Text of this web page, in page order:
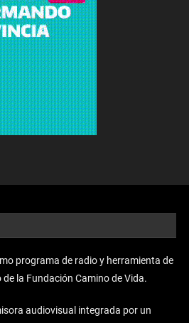
programa de radio y herramienta de
la Fundación Camino de Vida.
audiovisual integrada por un